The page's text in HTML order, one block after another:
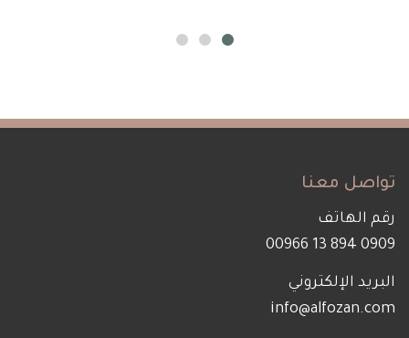
تواصل معنا
رقم الهاتف
0909 894 13 00966
البريد الإلكتروني
info@alfozan.com